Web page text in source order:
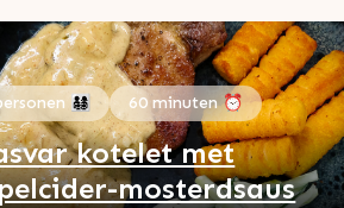
👨‍👩‍👧‍👦 60 minuten ⏰
kotelet met
mosterdsaus